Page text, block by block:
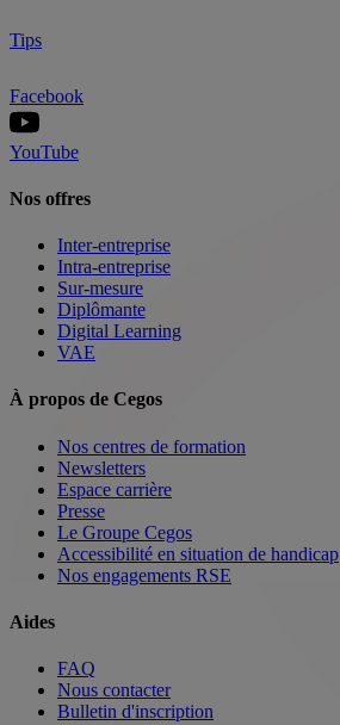
Tips
Facebook
YouTube
Nos offres
Inter-entreprise
Intra-entreprise
Sur-mesure
Diplômante
Digital Learning
VAE
À propos de Cegos
Nos centres de formation
Newsletters
Espace carrière
Presse
Le Groupe Cegos
Accessibilité en situation de handicap
Nos engagements RSE
Aides
FAQ
Nous contacter
Bulletin d'inscription